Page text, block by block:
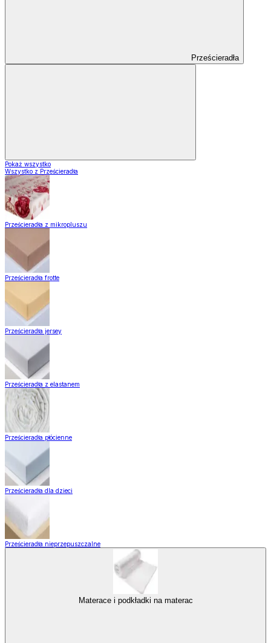
Prześcieradła
Pokaż wszystko
Wszystko z Prześcieradła
Prześcieradła z mikropluszu
Prześcieradła frotte
Prześcieradła jersey
Prześcieradła z elastanem
Prześcieradła płócienne
Prześcieradła dla dzieci
Prześcieradła nieprzepuszczalne
Materace i podkładki na materac